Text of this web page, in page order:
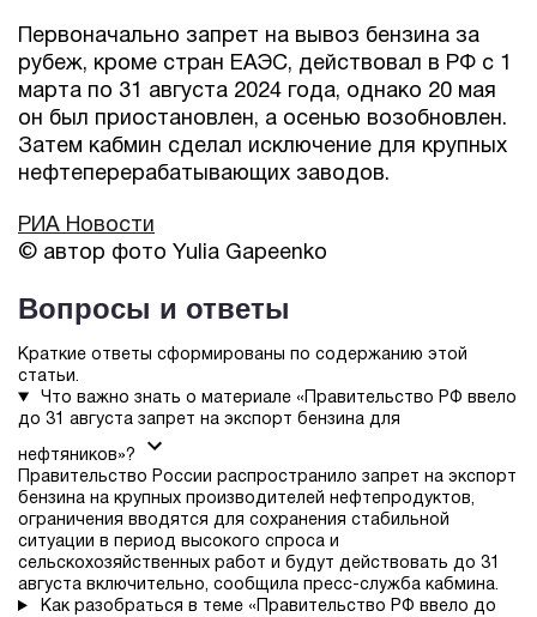
Первоначально запрет на вывоз бензина за
рубеж, кроме стран ЕАЭС, действовал в РФ с 1
марта по 31 августа 2024 года, однако 20 мая
он был приостановлен, а осенью возобновлен.
Затем кабмин сделал исключение для крупных
нефтеперерабатывающих заводов.
РИА Новости
© автор фото Yulia Gapeenko
Вопросы и ответы
Краткие ответы сформированы по содержанию этой
статьи.
Что важно знать о материале «Правительство РФ ввело
до 31 августа запрет на экспорт бензина для
нефтяников»?
Правительство России распространило запрет на экспорт
бензина на крупных производителей нефтепродуктов,
ограничения вводятся для сохранения стабильной
ситуации в период высокого спроса и
сельскохозяйственных работ и будут действовать до 31
августа включительно, сообщила пресс-служба кабмина.
Как разобраться в теме «Правительство РФ ввело до